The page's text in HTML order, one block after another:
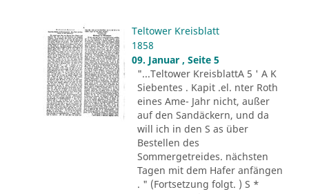
Teltower Kreisblatt
1858
09. Januar , Seite 5
"...Teltower KreisblattA 5 ' A K
Siebentes . Kapit .el. nter Roth
eines Ame- Jahr nicht, außer
auf den Sandäckern, und da
will ich in den S as über
Bestellen des
Sommergetreides. nächsten
Tagen mit dem Hafer anfängen
. " (Fortsetzung folgt. ) S *